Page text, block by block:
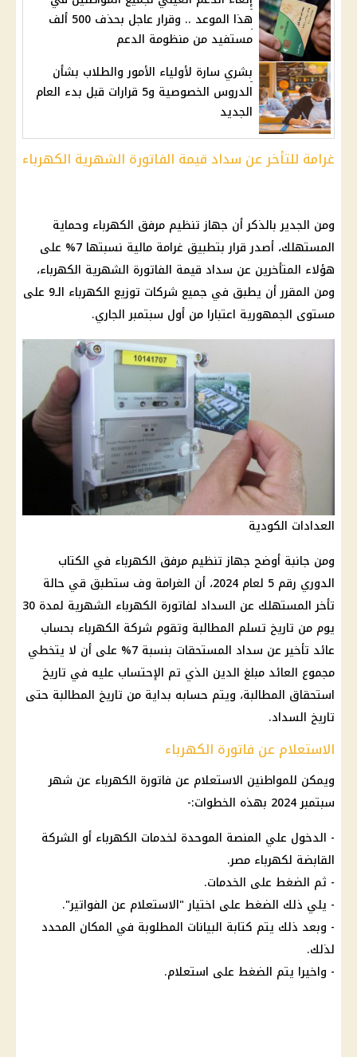
هذا الموعد .. وقرار عاجل بحذف 500 ألف
مستفيد من منظومة الدعم
بشري سارة لأولياء الأمور والطلاب بشأن
الدروس الخصوصية و5 قرارات قبل بدء العام
الجديد
غرامة للتأخر عن سداد قيمة الفاتورة الشهرية الكهرباء
ومن الجدير بالذكر أن جهاز تنظيم مرفق الكهرباء وحماية
المستهلك، أصدر قرار بتطبيق غرامة مالية نسبتها 7% على
هؤلاء المتأخرين عن سداد قيمة الفاتورة الشهرية الكهرباء،
ومن المقرر أن يطبق في جميع شركات توزيع الكهرباء الـ9 على
مستوى الجمهورية اعتبارا من أول سبتمبر الجاري.
العدادات الكودية
ومن جانبة أوضح جهاز تنظيم مرفق الكهرباء في الكتاب
الدوري رقم 5 لعام 2024، أن الغرامة وف ستطبق قي حالة
تأخر المستهلك عن السداد لفاتورة الكهرباء الشهرية لمدة 30
يوم من تاريخ تسلم المطالبة وتقوم شركة الكهرباء بحساب
عائد تأخير عن سداد المستحقات بنسبة 7% على أن لا يتخطي
مجموع العائد مبلغ الدين الذي تم الإحتساب عليه في تاريخ
استحقاق المطالبة، ويتم حسابه بداية من تاريخ المطالبة حتى
تاريخ السداد.
الاستعلام عن فاتورة الكهرباء
ويمكن للمواطنين الاستعلام عن فاتورة الكهرباء عن شهر
سبتمبر 2024 بهذه الخطوات:-
- الدخول علي المنصة الموحدة لخدمات الكهرباء أو الشركة
القابضة لكهرباء مصر.
- ثم الضغط على الخدمات.
- يلي ذلك الضغط على اختيار "الاستعلام عن الفواتير".
- وبعد ذلك يتم كتابة البيانات المطلوبة في المكان المحدد
لذلك.
- واخيرا يتم الضغط على استعلام.